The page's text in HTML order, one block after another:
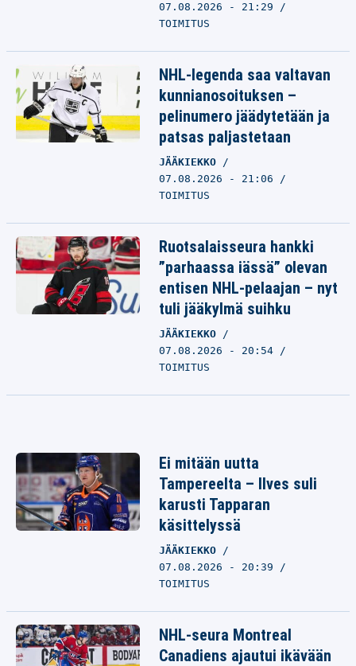
07.08.2026 - 21:29
TOIMITUS
NHL-legenda saa valtavan
kunnianosoituksen –
pelinumero jäädytetään ja
patsas paljastetaan
JÄÄKIEKKO
07.08.2026 - 21:06
TOIMITUS
Ruotsalaisseura hankki
”parhaassa iässä” olevan
entisen NHL-pelaajan – nyt
tuli jääkylmä suihku
JÄÄKIEKKO
07.08.2026 - 20:54
TOIMITUS
Ei mitään uutta
Tampereelta – Ilves suli
karusti Tapparan
käsittelyssä
JÄÄKIEKKO
07.08.2026 - 20:39
TOIMITUS
NHL-seura Montreal
Canadiens ajautui ikävään